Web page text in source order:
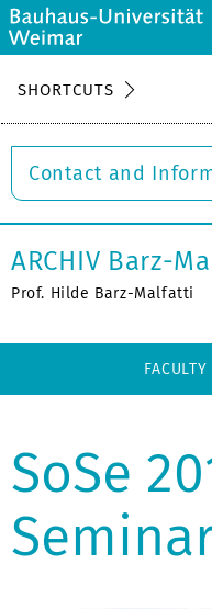
SHORTCUTS
Contact and
ARCHIV Barz-
Prof. Hilde Barz-Malfatti
SoSe